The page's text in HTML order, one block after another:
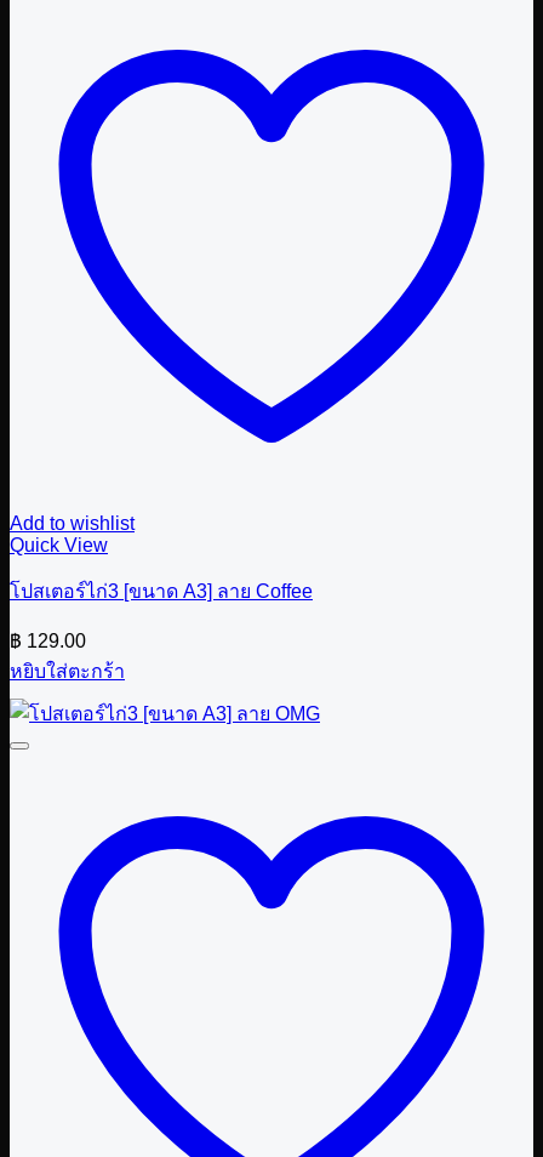
Add to wishlist
Quick View
โปสเตอร์ไก่3 [ขนาด A3] ลาย Coffee
฿ 129.00
หยิบใส่ตะกร้า